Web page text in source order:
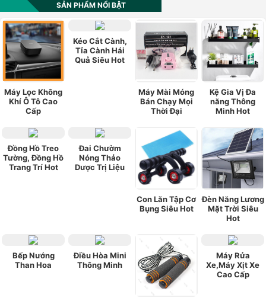
SẢN PHẨM NỔI BẬT
Máy Lọc Không
Khí Ô Tô Cao
Cấp
Kéo Cắt Cành,
Tỉa Cành Hái
Quả Siêu Hot
Máy Mài Móng
Bán Chạy Mọi
Thời Đại
Kệ Gia Vị Đa
năng Thông
Minh Hot
Đồng Hồ Treo
Tường, Đồng Hồ
Trang Trí Hot
Đai Chườm
Nóng Thảo
Dược Trị Liệu
Con Lăn Tập Cơ
Bụng Siêu Hot
Đèn Năng Lương
Mặt Trời Siêu
Hot
Bếp Nướng
Than Hoa
Điều Hòa Mini
Thông Minh
Máy Rửa
Xe,Máy Xịt Xe
Cao Cấp